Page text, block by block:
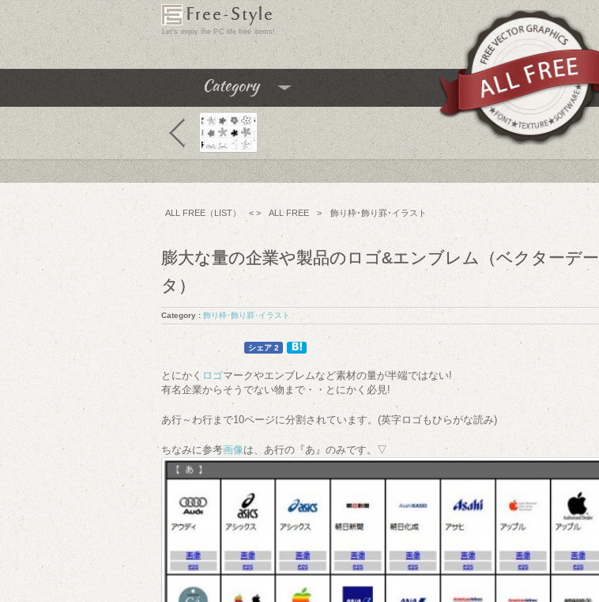
Free-Style
Let's enjoy the PC life free items!
Category
飾り枠･飾り罫･イラスト
テクスチャ･パターン
フリーフォント
アイコン
チュートリアル
フリーソフト
PC便利機能
WEBテンプレート･テーマ
ALL FREE（LIST） < > ALL FREE > 飾り枠･飾り罫･イラスト
膨大な量の企業や製品のロゴ&エンブレム（ベクターデー
タ）
Category : 飾り枠･飾り罫･イラスト
シェア 2
33
とにかく ロゴマークやエンブレムなど素材の量が半端ではない!
有名企業からそうでない物まで・・とにかく必見!
あ行～わ行まで10ページに分割されています。(英字ロゴもひらがな読み)
ちなみに参考画像は、あ行の『あ』のみです。▽